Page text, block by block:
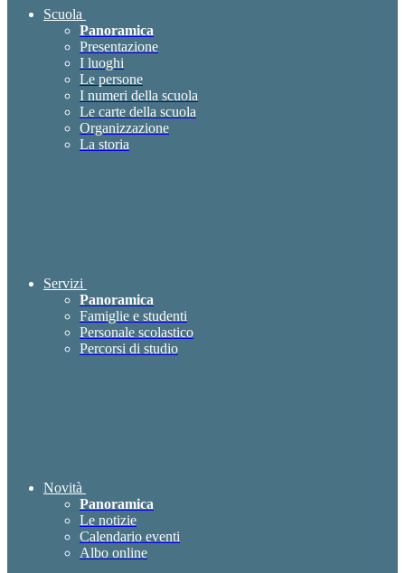
Scuola
Panoramica
Presentazione
I luoghi
Le persone
I numeri della scuola
Le carte della scuola
Organizzazione
La storia
Servizi
Panoramica
Famiglie e studenti
Personale scolastico
Percorsi di studio
Novità
Panoramica
Le notizie
Calendario eventi
Albo online